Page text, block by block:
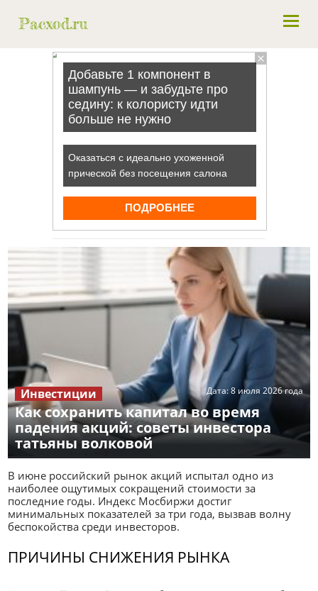
Как сохранить капитал во время
падения акций: советы инвестора
татьяны волковой
Дата:8 июля 2026 года
Инвестиции
В июне российский рынок акций испытал одно из
наиболее ощутимых сокращений стоимости за
последние годы. Индекс Мосбиржи достиг
минимальных показателей за три года, вызвав волну
беспокойства среди инвесторов.
ПРИЧИНЫ СНИЖЕНИЯ РЫНКА